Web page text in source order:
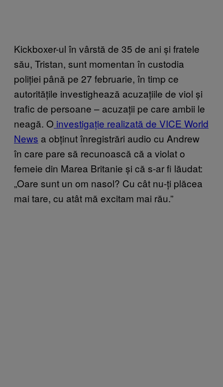
Kickboxer-ul în vârstă de 35 de ani și fratele
său, Tristan, sunt momentan în custodia
poliției până pe 27 februarie, în timp ce
autoritățile investighează acuzațiile de viol și
trafic de persoane – acuzații pe care ambii le
neagă. O investigație realizată de VICE World
News a obținut înregistrări audio cu Andrew
în care pare să recunoască că a violat o
femeie din Marea Britanie și că s-ar fi lăudat:
„Oare sunt un om nasol? Cu cât nu-ți plăcea
mai tare, cu atât mă excitam mai rău.”